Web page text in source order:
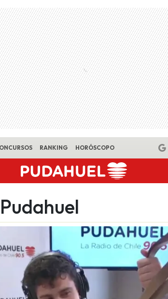
RANKING HORÓSCOPO